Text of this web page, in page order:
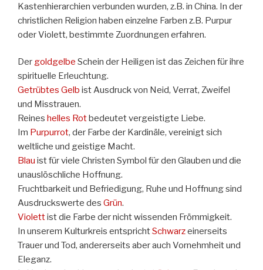
Kastenhierarchien verbunden wurden, z.B. in China. In der
christlichen Religion haben einzelne Farben z.B. Purpur
oder Violett, bestimmte Zuordnungen erfahren.
Der goldgelbe Schein der Heiligen ist das Zeichen für ihre
spirituelle Erleuchtung.
Getrübtes Gelb ist Ausdruck von Neid, Verrat, Zweifel
und Misstrauen.
Reines helles Rot bedeutet vergeistigte Liebe.
Im Purpurrot, der Farbe der Kardinäle, vereinigt sich
weltliche und geistige Macht.
Blau ist für viele Christen Symbol für den Glauben und die
unauslöschliche Hoffnung.
Fruchtbarkeit und Befriedigung, Ruhe und Hoffnung sind
Ausdruckswerte des Grün.
Violettist die Farbe der nicht wissenden Frömmigkeit.
In unserem Kulturkreis entsprichtSchwarzeinerseits
Trauer und Tod, andererseits aber auch Vornehmheit und
Eleganz.